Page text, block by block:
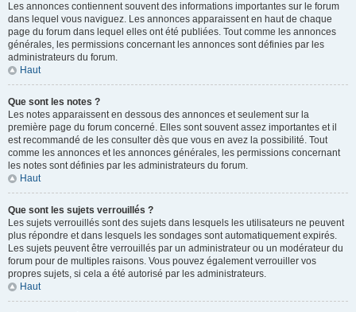
Les annonces contiennent souvent des informations importantes sur le forum
dans lequel vous naviguez. Les annonces apparaissent en haut de chaque
page du forum dans lequel elles ont été publiées. Tout comme les annonces
générales, les permissions concernant les annonces sont définies par les
administrateurs du forum.
Haut
Que sont les notes ?
Les notes apparaissent en dessous des annonces et seulement sur la
première page du forum concerné. Elles sont souvent assez importantes et il
est recommandé de les consulter dès que vous en avez la possibilité. Tout
comme les annonces et les annonces générales, les permissions concernant
les notes sont définies par les administrateurs du forum.
Haut
Que sont les sujets verrouillés ?
Les sujets verrouillés sont des sujets dans lesquels les utilisateurs ne peuvent
plus répondre et dans lesquels les sondages sont automatiquement expirés.
Les sujets peuvent être verrouillés par un administrateur ou un modérateur du
forum pour de multiples raisons. Vous pouvez également verrouiller vos
propres sujets, si cela a été autorisé par les administrateurs.
Haut